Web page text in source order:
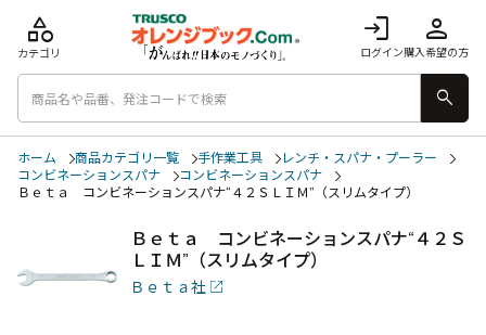
login
ログイン
person
購入希望の方
category
カテゴリ
search
ホーム 商品カテゴリ一覧 手作業工具
レンチ・スパナ・プーラー
コンビネーションスパナ
コンビネーションスパナ
Ｂｅｔａ コンビネーションスパナ“４２ＳＬＩＭ”（スリムタイプ）
Ｂｅｔａ コンビネーションスパナ“４２Ｓ
ＬＩＭ”（スリムタイプ）
Ｂｅｔａ社